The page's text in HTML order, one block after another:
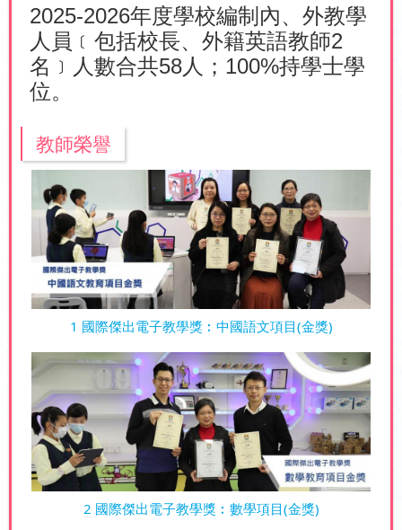
2025-2026年度學校編制內、外教學
人員﹝包括校長、外籍英語教師2
名﹞人數合共58人； 100%持學士學
位。
教師榮譽
1 國際傑出電子教學獎︰中國語文項目(金獎)
2 國際傑出電子教學獎︰數學項目(金獎)